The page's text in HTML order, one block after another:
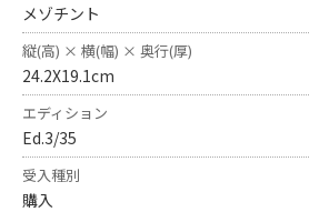
メゾチント
縦(高) × 横(幅) × 奥行(厚)
24.2X19.1cm
エディション
Ed.3/35
受入種別
購入